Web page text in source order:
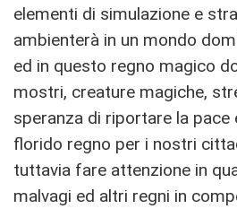
elementi di simulazione e
ambienterà in un mondo
ed in questo regno magico
mostri, creature magiche,
speranza di riportare la pace
florido regno per i nostri
tuttavia fare attenzione in
malvagi ed altri regni in